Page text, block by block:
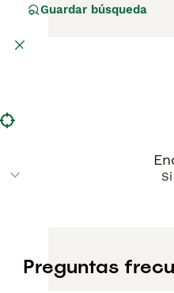
puede decir que son de
Guardar búsqueda
Preguntas